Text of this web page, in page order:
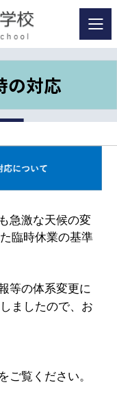
の対応
急激な天候の変
臨時休業の基準
等の体系変更に
ましたので、お
ご覧ください。